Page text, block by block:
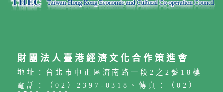
財團法人臺港經濟文化合作策進會
地址：台北市中正區濟南路一段2之2號18樓
電話：（02）2397-0318、傳真：（02）